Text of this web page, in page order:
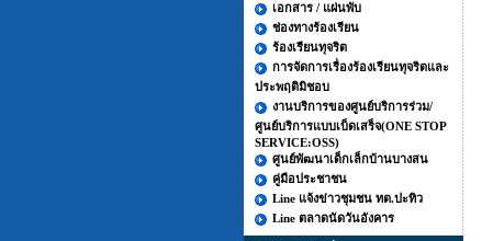
เอกสาร / แผ่นพับ
ช่องทางร้องเรียน
ร้องเรียนทุจริต
การจัดการเรื่องร้องเรียนทุจริตและ
ประพฤติมิชอบ
งานบริการของศูนย์บริการร่วม/
ศูนย์บริการแบบเบ็ดเสร็จ(ONE STOP
SERVICE:OSS)
ศูนย์พัฒนาเด็กเล็กบ้านบางสน
คู่มือประชาชน
Line แจ้งข่าวชุมชน ทต.ปะทิว
Line ตลาดนัดวันอังคาร